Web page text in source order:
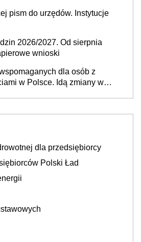
pism do urzędów. Instytucje
2026/2027. Od sierpnia
wnioski
dla osób z
w Polsce. Idą zmiany w
dla przedsiębiorcy
Polski Ład